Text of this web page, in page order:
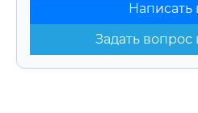
Написать
Задать вопрос